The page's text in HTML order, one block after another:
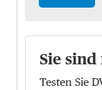
Sie
Testen Sie